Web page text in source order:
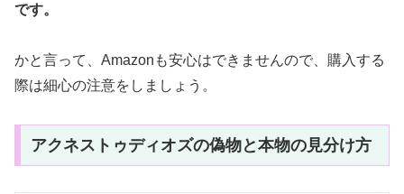
です。
かと言って、Amazonも安心はできませんので、購入する
際は細心の注意をしましょう。
アクネストゥディオズの偽物と本物の見分け方